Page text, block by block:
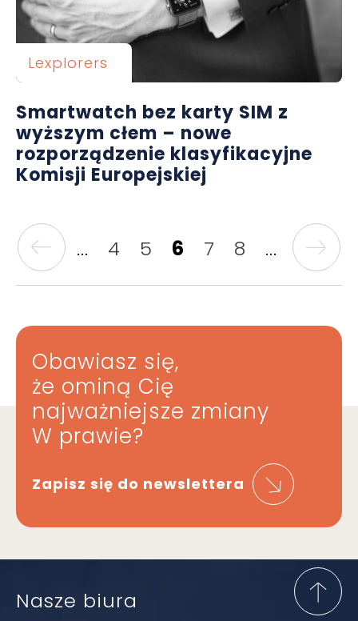
Lexplorers
Smartwatch bez karty SIM z
wyższym cłem – nowe
rozporządzenie klasyfikacyjne
Komisji Europejskiej
... 4 5 6 7 8 ...
Obawiasz się,
że ominą Cię
najważniejsze zmiany
W prawie?
Zapisz się do newslettera
Nasze biura